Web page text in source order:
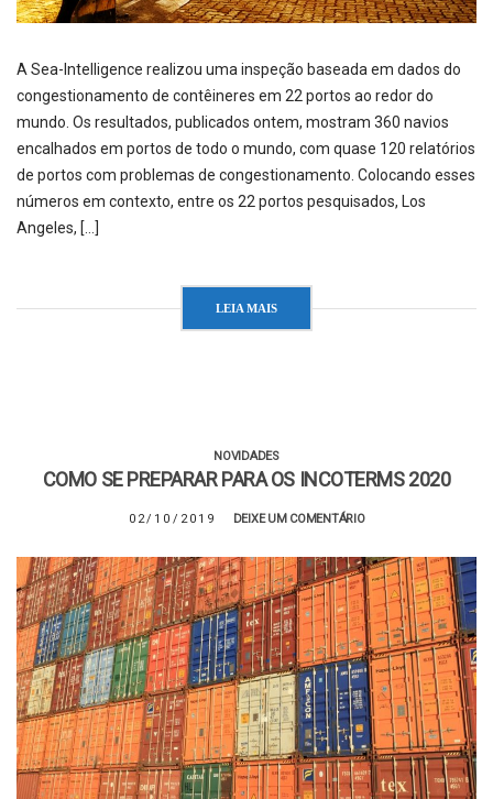
A Sea-Intelligence realizou uma inspeção baseada em dados do
congestionamento de contêineres em 22 portos ao redor do
mundo. Os resultados, publicados ontem, mostram 360 navios
encalhados em portos de todo o mundo, com quase 120 relatórios
de portos com problemas de congestionamento. Colocando esses
números em contexto, entre os 22 portos pesquisados, Los
Angeles, […]
LEIA MAIS
NOVIDADES
COMO SE PREPARAR PARA OS INCOTERMS 2020
02/10/2019 DEIXE UM COMENTÁRIO